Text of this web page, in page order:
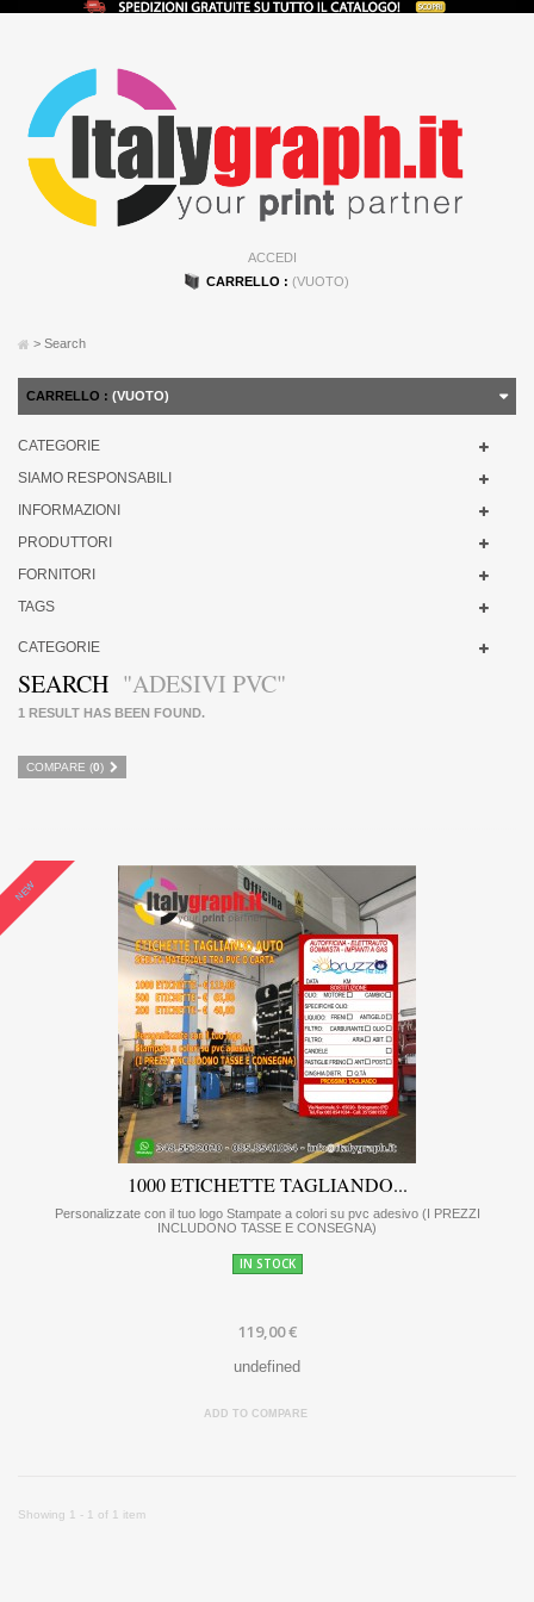
ACCEDI
CARRELLO : (VUOTO)
> Search
CARRELLO : (VUOTO)
CATEGORIE
SIAMO RESPONSABILI
INFORMAZIONI
PRODUTTORI
FORNITORI
TAGS
CATEGORIE
SEARCH "ADESIVI PVC"
1 RESULT HAS BEEN FOUND.
COMPARE (0)
NEW
1000 ETICHETTE TAGLIANDO...
Personalizzate con il tuo logo Stampate a colori su pvc adesivo (I PREZZI
INCLUDONO TASSE E CONSEGNA)
IN STOCK
119,00 €
undefined
ADD TO COMPARE
Showing 1 - 1 of 1 item